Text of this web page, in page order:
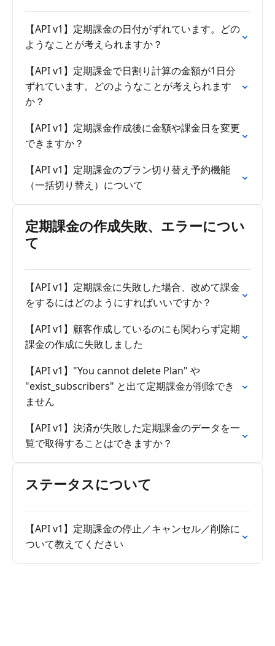
【API v1】定期課金の日付がずれています。どの
ようなことが考えられますか？
【API v1】定期課金で日割り計算の金額が1日分
ずれています。どのようなことが考えられます
か？
【API v1】定期課金作成後に金額や課金日を変更
できますか？
【API v1】定期課金のプラン切り替え予約機能
（一括切り替え）について
定期課金の作成失敗、エラーについ
て
【API v1】定期課金に失敗した場合、改めて課金
をするにはどのようにすればいいですか？
【API v1】顧客作成しているのにも関わらず定期
課金の作成に失敗しました
【API v1】"You cannot delete Plan" や
"exist_subscribers" と出て定期課金が削除でき
ません
【API v1】決済が失敗した定期課金のデータを一
覧で取得することはできますか？
ステータスについて
【API v1】定期課金の停止／キャンセル／削除に
ついて教えてください